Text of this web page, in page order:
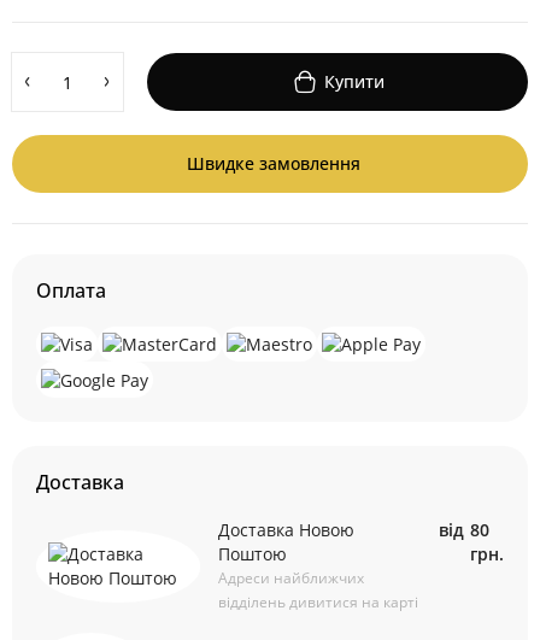
Купити
Швидке замовлення
Оплата
Доставка
Доставка Новою
Поштою
Адреси найближчих
відділень дивитися на карті
від 80
грн.